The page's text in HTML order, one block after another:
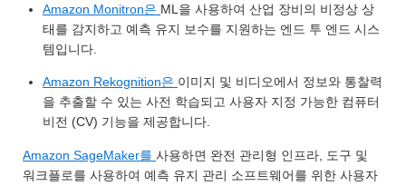
Amazon Monitron은 ML을 사용하여 산업 장비의 비정상 상
태를 감지하고 예측 유지 보수를 지원하는 엔드 투 엔드 시스
템입니다.
Amazon Rekognition은 이미지 및 비디오에서 정보와 통찰력
을 추출할 수 있는 사전 학습되고 사용자 지정 가능한 컴퓨터
비전 (CV) 기능을 제공합니다.
Amazon SageMaker를 사용하면 완전 관리형 인프라, 도구 및
워크플로를 사용하여 예측 유지 관리 소프트웨어를 위한 사용자